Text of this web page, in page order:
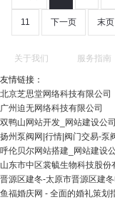
11 下一页 末页
关于我们 服务指南
友情链接：
北京芝思堂网络科技有限公司
广州迫无网络科技有限公司
双鸭山网站开发_网站建设公
扬州泵阀网|行情|阀门交易-泵
呼伦贝尔网站搭建_网站建设
山东市中区裳毓生物科技股份
晋源区建冬-太原市晋源区建
鱼福婚庆网 - 全面的婚礼策划